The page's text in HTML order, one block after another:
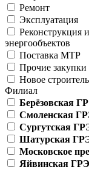
Ремонт
Эксплуатация
Реконструкция
энергообъектов
Поставка МТР
Прочие закупки
Новое
Филиал
Берёзовская
Смоленская
Сургутская
Шатурская
Московское
Яйвинская